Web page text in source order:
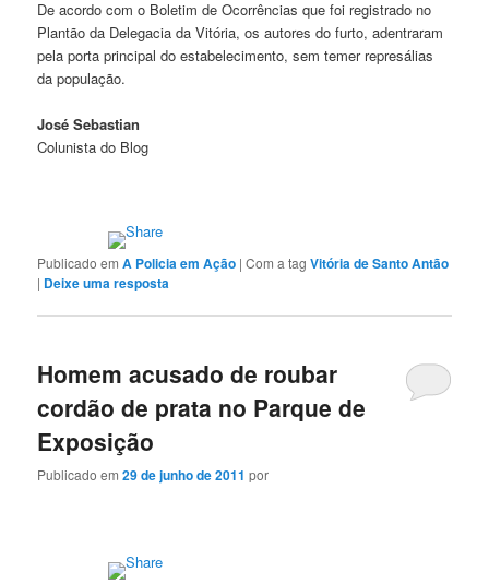
De acordo com o Boletim de Ocorrências que foi registrado no
Plantão da Delegacia da Vitória, os autores do furto, adentraram
pela porta principal do estabelecimento, sem temer represálias
da população.
José Sebastian
Colunista do Blog
Publicado em A Policia em Ação |Com a tagVitória de Santo Antão
| Deixe uma resposta
Homem acusado de roubar
cordão de prata no Parque de
Exposição
Publicado em29 de junho de 2011 por